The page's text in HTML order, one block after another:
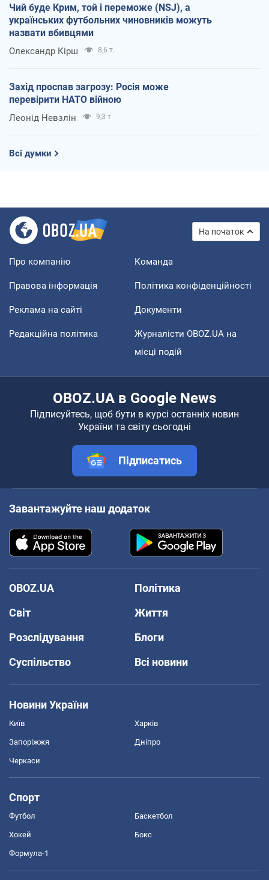
Чий буде Крим, той і переможе (NSJ), а
українських футбольних чиновників можуть
назвати вбивцями
Олександр Кірш 8,6 т.
Захід проспав загрозу: Росія може
перевірити НАТО війною
Леонід Невзлін 9,3 т.
Всі думки
На початок
Про компанію Команда
Правова інформація Політика конфіденційності
Реклама на сайті Документи
Редакційна політика
Журналісти OBOZ.UA на
місці подій
OBOZ.UA в Google News
Підписуйтесь, щоб бути в курсі останніх новин
України та світу сьогодні
Підписатись
Завантажуйте наш додаток
OBOZ.UA
Політика
Світ
Життя
Розслідування
Блоги
Суспільство
Всі новини
Новини України
Київ Харків
Запоріжжя Дніпро
Черкаси
Спорт
Футбол Баскетбол
Хокей Бокс
Формула-1